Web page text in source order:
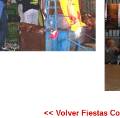
<< Volver Fiestas